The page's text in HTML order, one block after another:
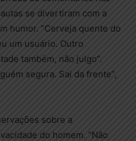
se divertiram com a
humor. “Cerveja quente do
um usuário. Outro
também, não julgo”.
segura. Sai da frente”,
sobre a
do homem. “Não